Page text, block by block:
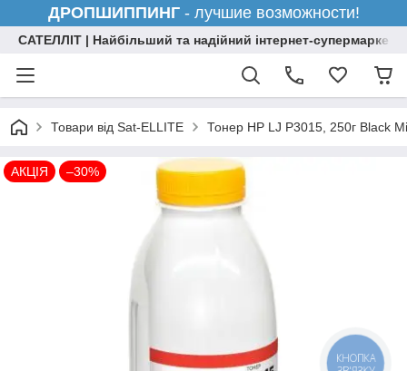
ДРОПШИППИНГ- лучшие возможности!
САТЕЛЛІТ | Найбільший та надійний інтернет-супермаркет
Товари від Sat-ELLITE Тонер HP LJ P3015, 250г Black
АКЦІЯ –30%
КНОПКА